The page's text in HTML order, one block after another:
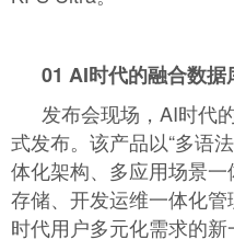
01 AI时代的融合数
发布会现场，AI时代
式发布。该产品以“多语
体化架构、多应用场景
存储、开发运维一体化
时代用户多元化需求的新